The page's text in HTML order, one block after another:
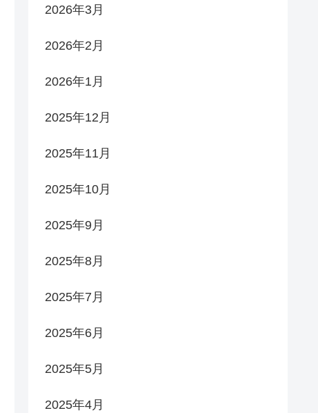
2026年3月
2026年2月
2026年1月
2025年12月
2025年11月
2025年10月
2025年9月
2025年8月
2025年7月
2025年6月
2025年5月
2025年4月